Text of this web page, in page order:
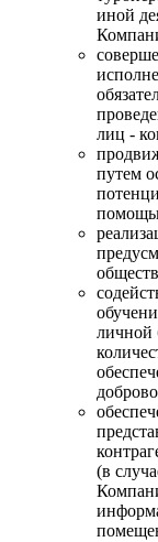
иной
лиц -
путем
личной
(в